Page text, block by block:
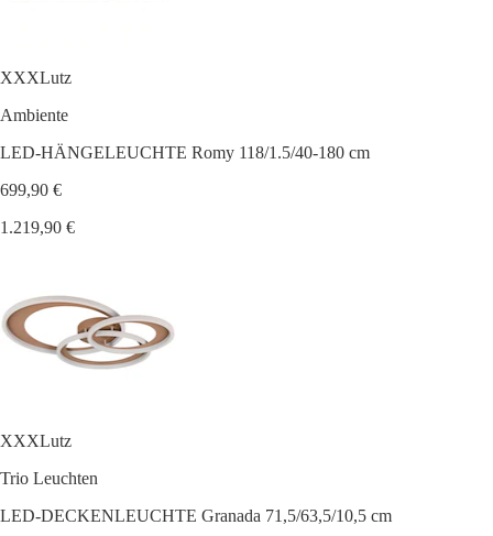
XXXLutz
Ambiente
LED-HÄNGELEUCHTE Romy 118/1.5/40-180 cm
699,90 €
1.219,90 €
XXXLutz
Trio Leuchten
LED-DECKENLEUCHTE Granada 71,5/63,5/10,5 cm